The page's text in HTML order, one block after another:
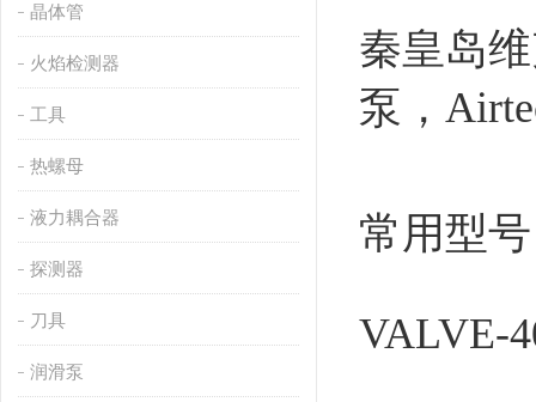
晶体管
火焰检测器
工具
热螺母
液力耦合器
探测器
刀具
润滑泵
秦皇岛
泵，
常用型
VALVE-